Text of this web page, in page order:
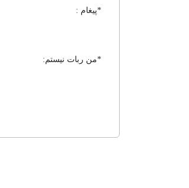
*پیغام :
*من ربات نیستم: